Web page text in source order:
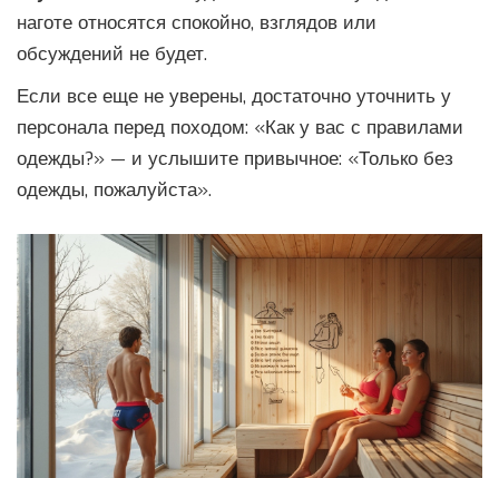
наготе относятся спокойно, взглядов или
обсуждений не будет.
Если все еще не уверены, достаточно уточнить у
персонала перед походом: «Как у вас с правилами
одежды?» — и услышите привычное: «Только без
одежды, пожалуйста».